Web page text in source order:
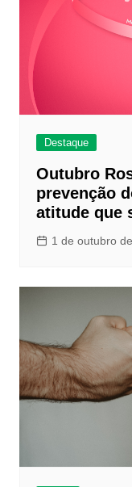
Destaque
Outubro
prevenção
atitude que
1 de outubro